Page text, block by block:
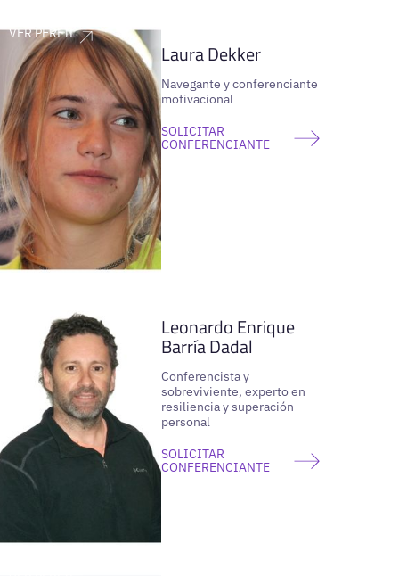
VER PERFIL
Laura Dekker
Navegante y conferenciante
motivacional
SOLICITAR
CONFERENCIANTE
Leonardo Enrique
Barría Dadal
Conferencista y
sobreviviente, experto en
resiliencia y superación
personal
SOLICITAR
CONFERENCIANTE